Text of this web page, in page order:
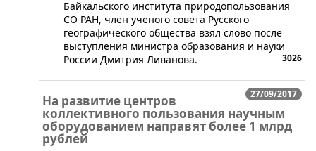
Байкальского института природопользования
СО РАН, член ученого совета Русского
географического общества взял слово после
выступления министра образования и науки
России Дмитрия Ливанова.
3026
27/09/2017
На развитие центров
коллективного пользования научным
оборудованием направят более 1 млрд
рублей